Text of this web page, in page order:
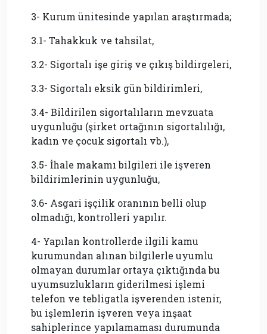
3- Kurum ünitesinde yapılan araştırmada;
3.1- Tahakkuk ve tahsilat,
3.2- Sigortalı işe giriş ve çıkış bildirgeleri,
3.3- Sigortalı eksik gün bildirimleri,
3.4- Bildirilen sigortalıların mevzuata
uygunluğu (şirket ortağının sigortalılığı,
kadın ve çocuk sigortalı vb.),
3.5- İhale makamı bilgileri ile işveren
bildirimlerinin uygunluğu,
3.6- Asgari işçilik oranının belli olup
olmadığı, kontrolleri yapılır.
4- Yapılan kontrollerde ilgili kamu
kurumundan alınan bilgilerle uyumlu
olmayan durumlar ortaya çıktığında bu
uyumsuzlukların giderilmesi işlemi
telefon ve tebligatla işverenden istenir,
bu işlemlerin işveren veya inşaat
sahiplerince yapılamaması durumunda